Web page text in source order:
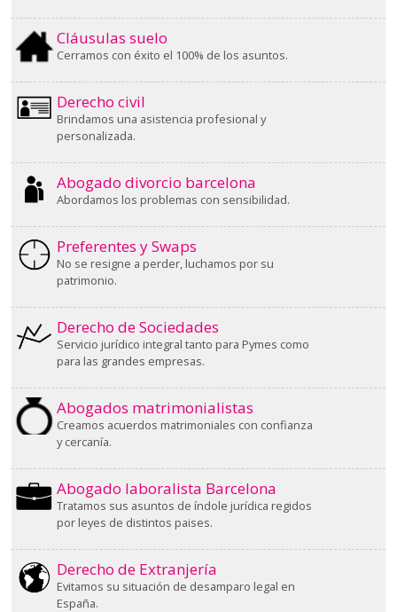
Cláusulas suelo
Cerramos con éxito el 100% de los asuntos.
Derecho civil
Brindamos una asistencia profesional y
personalizada.
Abogado divorcio barcelona
Abordamos los problemas con sensibilidad.
Preferentes y Swaps
No se resigne a perder, luchamos por su
patrimonio.
Derecho de Sociedades
Servicio jurídico integral tanto para Pymes como
para las grandes empresas.
Abogados matrimonialistas
Creamos acuerdos matrimoniales con confianza
y cercanía.
Abogado laboralista Barcelona
Tratamos sus asuntos de índole jurídica regidos
por leyes de distintos paises.
Derecho de Extranjería
Evitamos su situación de desamparo legal en
España.